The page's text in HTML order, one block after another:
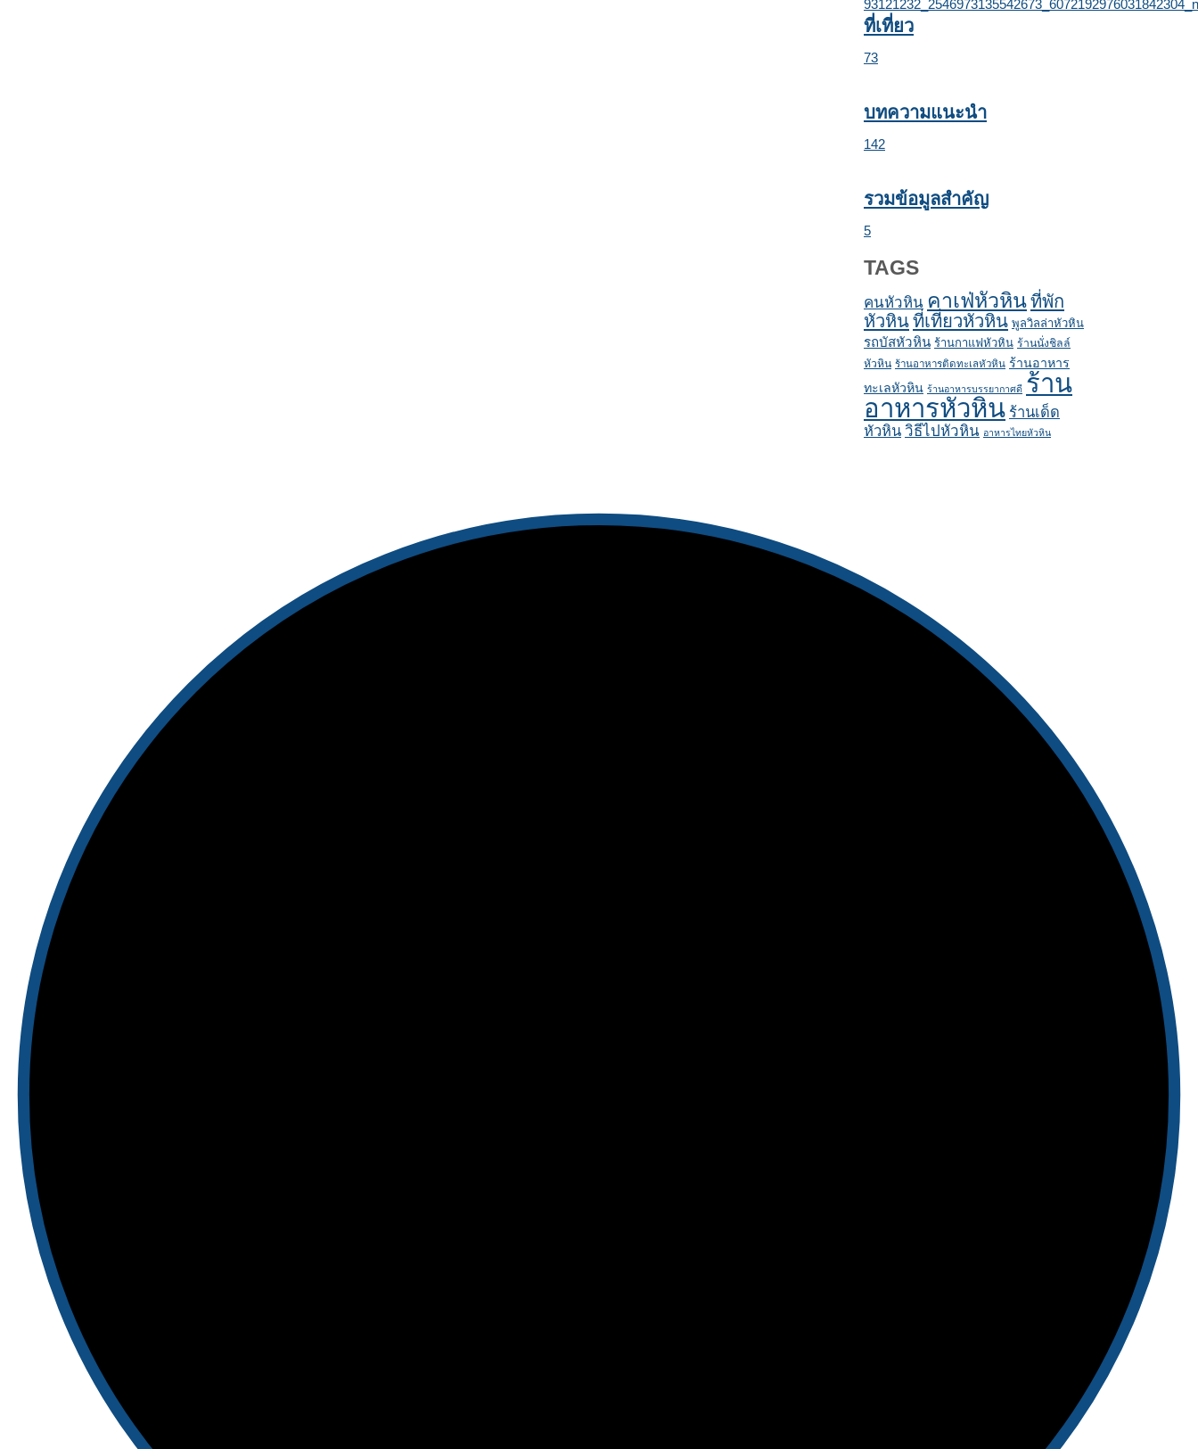
ที่เที่ยว
73
บทความแนะนำ
142
รวมข้อมูลสำคัญ
5
TAGS
คนหัวหิน คาเฟ่หัวหินที่พัก
หัวหินที่เที่ยวหัวหิน พูลวิลล่าหัวหิน
รถบัสหัวหิน ร้านกาแฟหัวหิน ร้านนั่งชิลล์
หัวหิน ร้านอาหารติดทะเลหัวหิน ร้านอาหาร
ทะเลหัวหิน ร้านอาหารบรรยากาศดี ร้าน
อาหารหัวหิน ร้านเด็ด
หัวหิน วิธีไปหัวหิน อาหารไทยหัวหิน